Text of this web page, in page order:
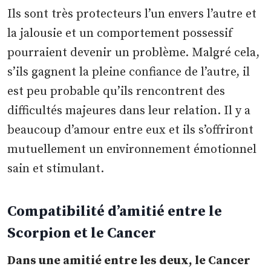
Ils sont très protecteurs l’un envers l’autre et
la jalousie et un comportement possessif
pourraient devenir un problème. Malgré cela,
s’ils gagnent la pleine confiance de l’autre, il
est peu probable qu’ils rencontrent des
difficultés majeures dans leur relation. Il y a
beaucoup d’amour entre eux et ils s’offriront
mutuellement un environnement émotionnel
sain et stimulant.
Compatibilité d’amitié entre le
Scorpion et le Cancer
Dans une amitié entre les deux, le Cancer